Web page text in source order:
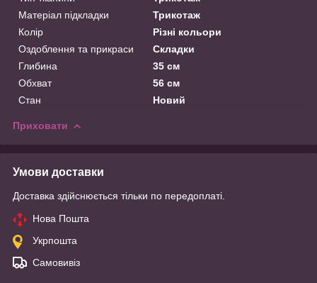
Матеріал підкладки
Трикотаж
Колір
Різні кольори
Оздоблення та прикраси
Складки
Глибина
35 см
Обхват
56 см
Стан
Новий
Приховати
Умови доставки
Доставка здійснюється тільки по передоплаті.
Нова Пошта
Укрпошта
Самовивіз